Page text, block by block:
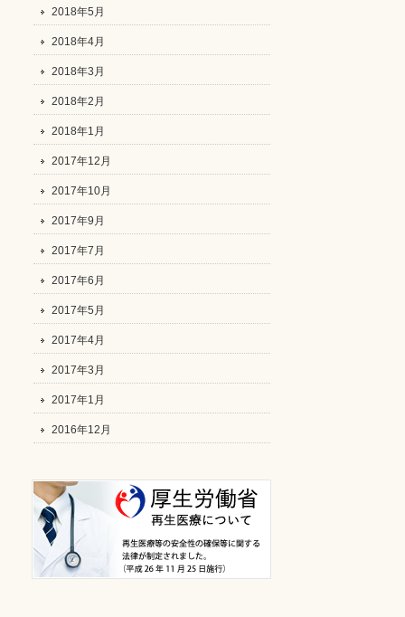
2018年5月
2018年4月
2018年3月
2018年2月
2018年1月
2017年12月
2017年10月
2017年9月
2017年7月
2017年6月
2017年5月
2017年4月
2017年3月
2017年1月
2016年12月